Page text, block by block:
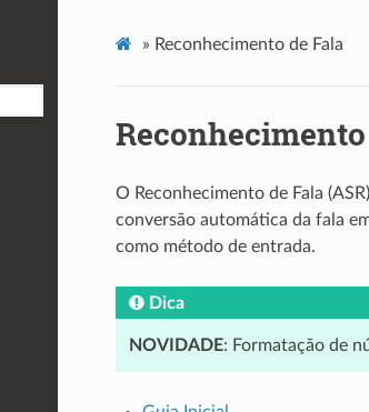
» Reconhecimento de Fala
O Reconhecimento de Fala
conversão automática da fala
como método de entrada.
Dica
NOVIDADE: Formatação de